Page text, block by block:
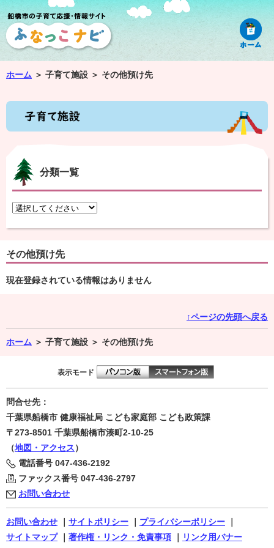
ホーム ＞ 子育て施設 ＞ その他預け先
分類一覧
その他預け先
現在登録されている情報はありません
↑ページの先頭へ戻る
ホーム ＞ 子育て施設 ＞ その他預け先
表示モード
問合せ先：
千葉県船橋市 健康福祉局 こども家庭部 こども政策課
〒273-8501 千葉県船橋市湊町2-10-25
（地図・アクセス）
電話番号 047-436-2192
ファックス番号 047-436-2797
お問い合わせ
お問い合わせ サイトポリシー プライバシーポリシー
サイトマップ｜ 著作権・リンク・免責事項 リンク用バナー